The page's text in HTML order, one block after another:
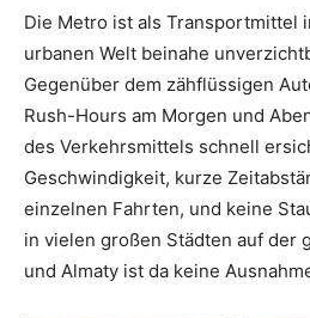
Die Metro ist als Transportmittel
urbanen Welt beinahe
Gegenüber dem zähflüssigen
Rush-Hours am Morgen und
des Verkehrsmittels schnell
Geschwindigkeit, kurze
einzelnen Fahrten, und keine
in vielen großen Städten auf der
und Almaty ist da keine